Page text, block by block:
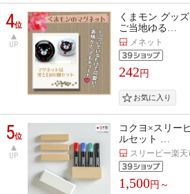
4位
UP
くまモン グッ
ご当地ゆる…
メネット
242 円
5位
UP
コクヨ×スリー
ルセット …
スリーピー楽
1,500円～